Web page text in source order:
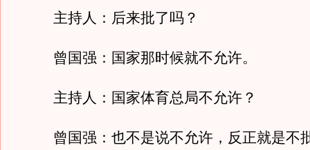
主持人：后来批了吗？
曾国强：国家那时候就不允许。
主持人：国家体育总局不允许？
曾国强：也不是说不允许，反正就是不